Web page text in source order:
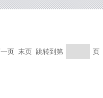
页 末页 跳转到第 页